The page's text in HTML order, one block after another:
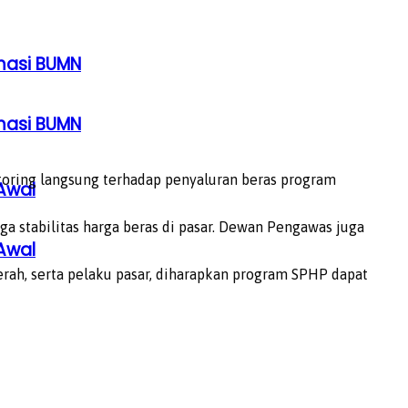
BUMN
BUMN
langsung terhadap penyaluran beras program
stabilitas harga beras di pasar. Dewan Pengawas juga
serta pelaku pasar, diharapkan program SPHP dapat